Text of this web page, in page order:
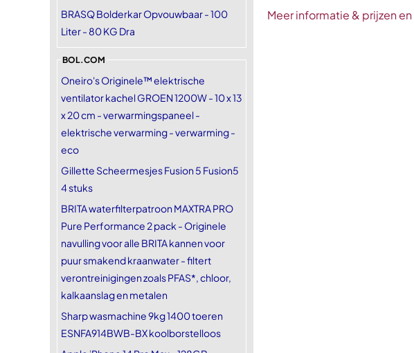
BRASQ Bolderkar Opvouwbaar - 100
Liter - 80 KG Dra
BOL.COM
Oneiro's Originele™ elektrische
ventilator kachel GROEN 1200W - 10 x 13
x 20 cm - verwarmingspaneel -
elektrische verwarming - verwarming -
eco
Gillette Scheermesjes Fusion 5 Fusion5
4 stuks
BRITA waterfilterpatroon MAXTRA PRO
Pure Performance 2 pack - Originele
navulling voor alle BRITA kannen voor
puur smakend kraanwater - filtert
verontreinigingen zoals PFAS*, chloor,
kalkaanslag en metalen
Sharp wasmachine 9kg 1400 toeren
ESNFA914BWB-BX koolborstelloos
Meer informatie & prijzen